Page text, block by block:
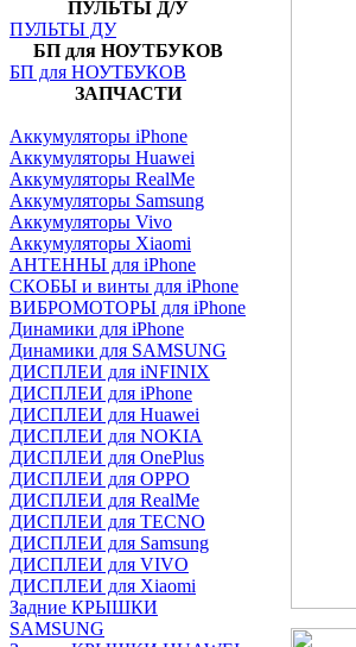
ПУЛЬТЫ Д/У
ПУЛЬТЫ ДУ
БП для НОУТБУКОВ
БП для НОУТБУКОВ
ЗАПЧАСТИ
Аккумуляторы iPhone
Аккумуляторы Huawei
Аккумуляторы RealMe
Аккумуляторы Samsung
Аккумуляторы Vivo
Аккумуляторы Xiaomi
АНТЕННЫ для iPhone
СКОБЫ и винты для iPhone
ВИБРОМОТОРЫ для iPhone
Динамики для iPhone
Динамики для SAMSUNG
ДИСПЛЕИ для iNFINIX
ДИСПЛЕИ для iPhone
ДИСПЛЕИ для Huawei
ДИСПЛЕИ для NOKIA
ДИСПЛЕИ для OnePlus
ДИСПЛЕИ для OPPO
ДИСПЛЕИ для RealMe
ДИСПЛЕИ для TECNO
ДИСПЛЕИ для Samsung
ДИСПЛЕИ для VIVO
ДИСПЛЕИ для Xiaomi
Задние КРЫШКИ
SAMSUNG